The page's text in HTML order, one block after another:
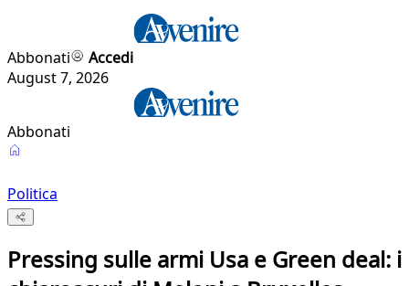
Abbonati
Accedi
August 7, 2026
Abbonati
Politica
Pressing sulle armi Usa e Green deal: i